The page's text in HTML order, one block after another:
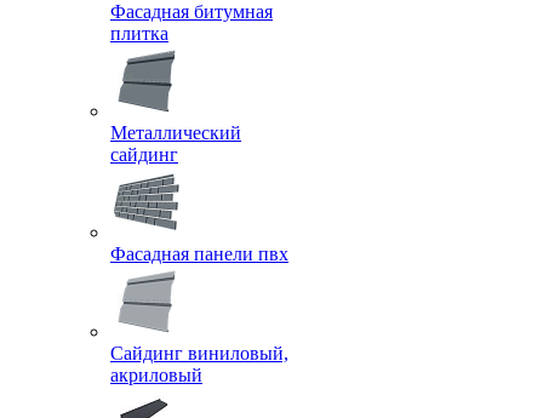
Фасадная битумная
плитка
Металлический
сайдинг
Фасадная панели пвх
Сайдинг виниловый,
акриловый